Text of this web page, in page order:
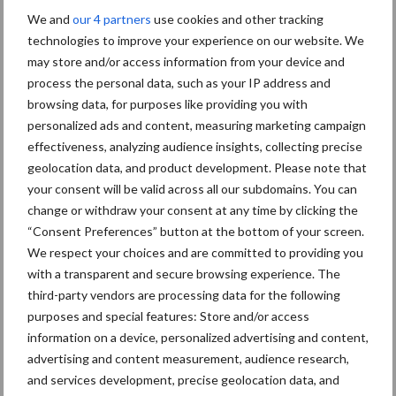
We and our 4 partners use cookies and other tracking
technologies to improve your experience on our website. We
may store and/or access information from your device and
process the personal data, such as your IP address and
browsing data, for purposes like providing you with
personalized ads and content, measuring marketing campaign
effectiveness, analyzing audience insights, collecting precise
geolocation data, and product development. Please note that
your consent will be valid across all our subdomains. You can
change or withdraw your consent at any time by clicking the
“Consent Preferences” button at the bottom of your screen.
We respect your choices and are committed to providing you
with a transparent and secure browsing experience. The
third-party vendors are processing data for the following
purposes and special features: Store and/or access
information on a device, personalized advertising and content,
advertising and content measurement, audience research,
and services development, precise geolocation data, and
ForFarmers ziet volume en
marktaandeel groeien in
krimpende Nederlandse
markt
Tien praktische tips voor
een langere levensduur
“Vraag naar praktische
hygieneoplossingen is in
Polen groter dan ooit”